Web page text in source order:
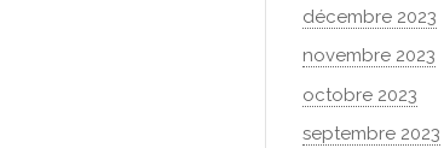
décembre 2023
novembre 2023
octobre 2023
septembre 2023